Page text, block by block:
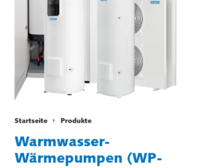
Startseite Produkte
Warmwasser-
Wärmepumpen (WP-